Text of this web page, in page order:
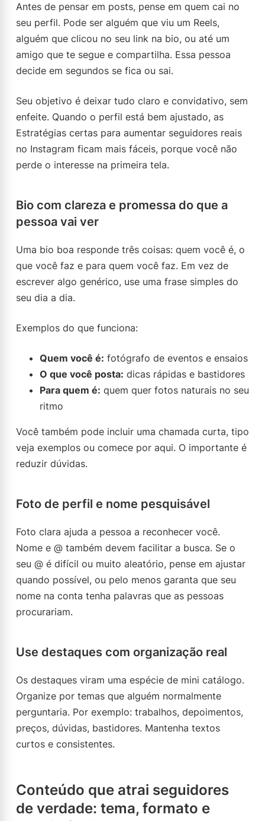
Antes de pensar em posts, pense em quem cai no
seu perfil. Pode ser alguém que viu um Reels,
alguém que clicou no seu link na bio, ou até um
amigo que te segue e compartilha. Essa pessoa
decide em segundos se fica ou sai.
Seu objetivo é deixar tudo claro e convidativo, sem
enfeite. Quando o perfil está bem ajustado, as
Estratégias certas para aumentar seguidores reais
no Instagram ficam mais fáceis, porque você não
perde o interesse na primeira tela.
Bio com clareza e promessa do que a
pessoa vai ver
Uma bio boa responde três coisas: quem você é, o
que você faz e para quem você faz. Em vez de
escrever algo genérico, use uma frase simples do
seu dia a dia.
Exemplos do que funciona:
Quem você é: fotógrafo de eventos e ensaios
O que você posta: dicas rápidas e bastidores
Para quem é: quem quer fotos naturais no seu
ritmo
Você também pode incluir uma chamada curta, tipo
veja exemplos ou comece por aqui. O importante é
reduzir dúvidas.
Foto de perfil e nome pesquisável
Foto clara ajuda a pessoa a reconhecer você.
Nome e @ também devem facilitar a busca. Se o
seu @ é difícil ou muito aleatório, pense em ajustar
quando possível, ou pelo menos garanta que seu
nome na conta tenha palavras que as pessoas
procurariam.
Use destaques com organização real
Os destaques viram uma espécie de mini catálogo.
Organize por temas que alguém normalmente
perguntaria. Por exemplo: trabalhos, depoimentos,
preços, dúvidas, bastidores. Mantenha textos
curtos e consistentes.
Conteúdo que atrai seguidores
de verdade: tema, formato e